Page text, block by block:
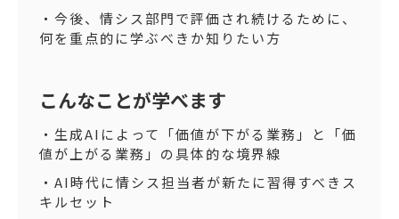
・今後、情シス部門で評価され続けるために、
何を重点的に学ぶべきか知りたい方
こんなことが学べます
・生成AIによって「価値が下がる業務」と「価
値が上がる業務」の具体的な境界線
・AI時代に情シス担当者が新たに習得すべきス
キルセット